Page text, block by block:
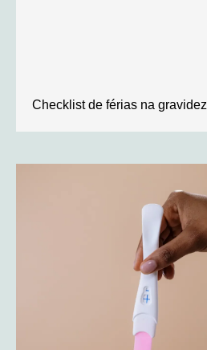
Checklist de férias na gravidez